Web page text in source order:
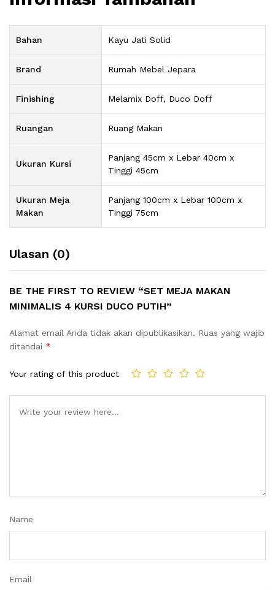
Bahan Kayu Jati Solid
Brand Rumah Mebel Jepara
Finishing Melamix Doff, Duco Doff
Ruangan Ruang Makan
Ukuran Kursi
Panjang 45cm x Lebar 40cm x
Tinggi 45cm
Ukuran Meja
Makan
Panjang 100cm x Lebar 100cm x
Tinggi 75cm
Ulasan (0)
BE THE FIRST TO REVIEW “SET MEJA MAKAN
MINIMALIS 4 KURSI DUCO PUTIH”
Alamat email Anda tidak akan dipublikasikan. Ruas yang wajib
ditandai *
Your rating of this product
Name
Email